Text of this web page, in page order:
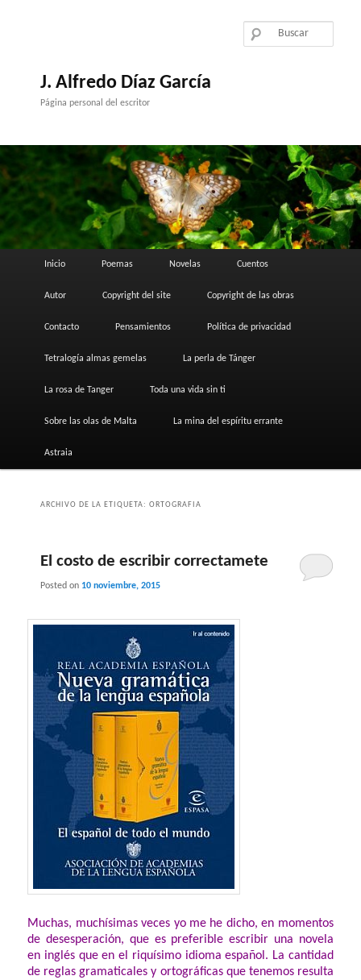
J. Alfredo Díaz García
Página personal del escritor
Inicio Poemas Novelas Cuentos
Autor Copyright del site Copyright de las obras
Contacto Pensamientos Política de privacidad
Tetralogía almas gemelas La perla de Tánger
La rosa de Tanger Toda una vida sin ti
Sobre las olas de Malta La mina del espíritu errante
Astraia
ARCHIVO DE LA ETIQUETA:ORTOGRAFIA
El costo de escribir correctamete
Posted on 10 noviembre, 2015
Muchas, muchísimas veces yo me he dicho, en momentos
de desesperación, que es preferible escribir una novela
en inglés que en el riquísimo idioma español. La cantidad
de reglas gramaticales y ortográficas que tenemos resulta